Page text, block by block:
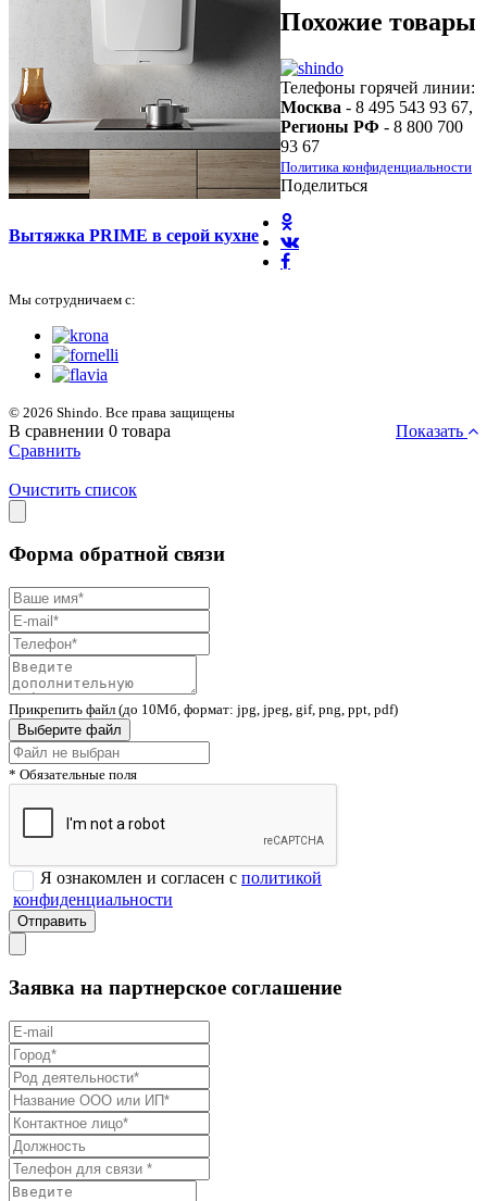
Вытяжка PRIME в серой кухне
Похожие товары
Телефоны горячей линии:
Москва - 8 495 543 93 67,
Регионы РФ - 8 800 700
93 67
Политика конфиденциальности
Поделиться
Мы сотрудничаем с:
© 2026 Shindo. Все права защищены
В сравнении 0 товара
Показать
Сравнить
Очистить список
Форма обратной связи
Прикрепить файл (до 10Мб, формат: jpg, jpeg, gif, png, ppt, pdf)
Выберите файл
* Обязательные поля
Я ознакомлен и согласен с политикой
конфиденциальности
Заявка на партнерское соглашение